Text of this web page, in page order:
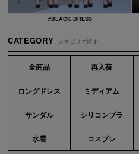
#BLACK DRESS
CATEGORY カテゴリで探す
全商品 再入荷
ロングドレス ミディアム
サンダル シリコンブラ
水着 コスプレ